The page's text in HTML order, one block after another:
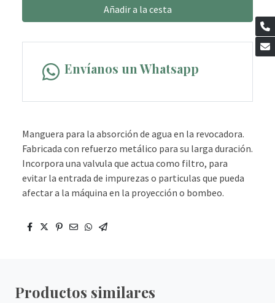
Añadir a la cesta
Envíanos un Whatsapp
Manguera para la absorción de agua en la revocadora.
Fabricada con refuerzo metálico para su larga duración.
Incorpora una valvula que actua como filtro, para
evitar la entrada de impurezas o particulas que pueda
afectar a la máquina en la proyección o bombeo.
Productos similares